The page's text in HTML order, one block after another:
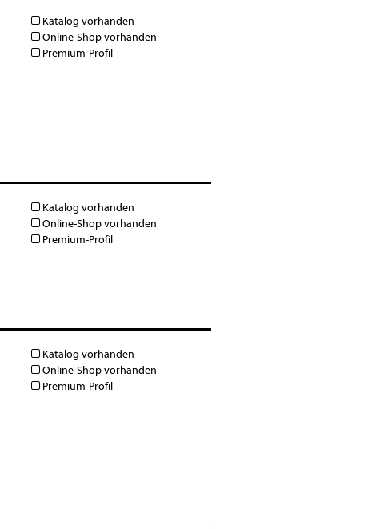
·
Katalog vorhanden
Online-Shop vorhanden
Premium-Profil
Katalog vorhanden
Online-Shop vorhanden
Premium-Profil
Katalog vorhanden
Online-Shop vorhanden
Premium-Profil